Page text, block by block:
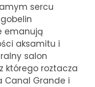
sercu
emanują
aksamitu i
salon
którego roztacza
Canal Grande i